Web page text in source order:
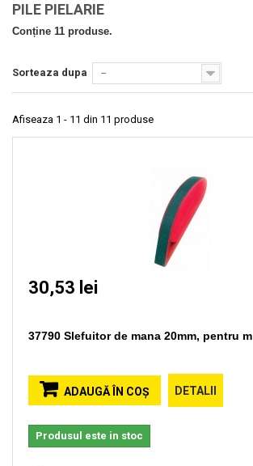
PILE PIELARIE
Conține 11 produse.
Sorteaza dupa --
Afiseaza 1 - 11 din 11 produse
30,53 lei
37790 Slefuitor de mana 20mm, pentru m
ADAUGĂ ÎN COŞ DETALII
Produsul este in stoc